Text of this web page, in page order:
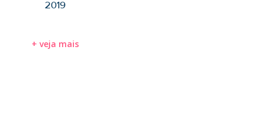
2019
+ veja mais